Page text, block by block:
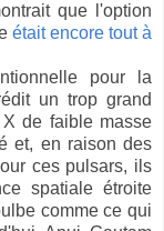
que l'option
était encore tout à
pour la
un trop grand
de faible masse
et, en raison des
ces pulsars, ils
spatiale étroite
comme ce qui